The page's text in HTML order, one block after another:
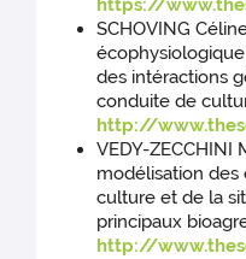
https://
SCHOVING
des intéractions
conduite de
http://
VEDY-ZECCHINI
modélisation
culture et de la
principaux
http://